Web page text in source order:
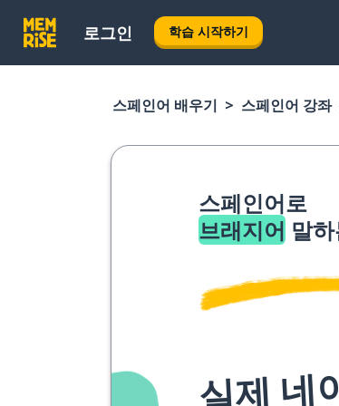
로그인 학습 시작하기
스페인어 배우기 스페인어 강좌
스페인어로
브래지어 말
실제 네